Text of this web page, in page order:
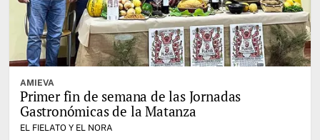
AMIEVA
Primer fin de semana de las Jornadas
Gastronómicas de la Matanza
EL FIELATO Y EL NORA